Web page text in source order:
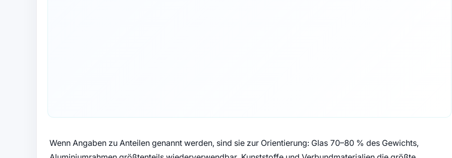
Wenn Angaben zu Anteilen genannt werden, sind sie zur Orientierung: Glas 70–80 % des Gewichts,